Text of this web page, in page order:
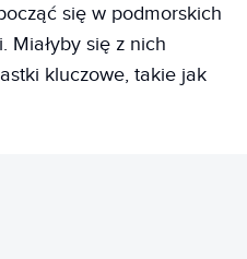
się w podmorskich
Miałyby się z nich
kluczowe, takie jak